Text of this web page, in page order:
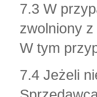
7.3 W
zwolniony
W tym
7.4 Jeżeli